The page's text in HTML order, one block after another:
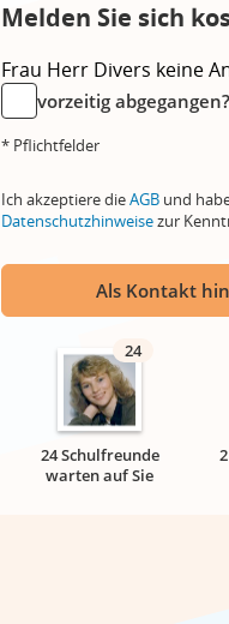
Melden Sie sich
Frau Herr Divers keine
vorzeitig abgegangen?
* Pflichtfelder
Ich akzeptiere dieAGB und
Datenschutzhinweisezur
Als Kontakt
24
24 Schulfreunde
warten auf Sie